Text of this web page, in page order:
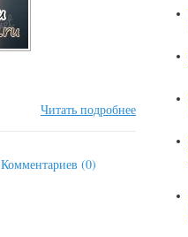
Читать подробнее
Комментариев (0)